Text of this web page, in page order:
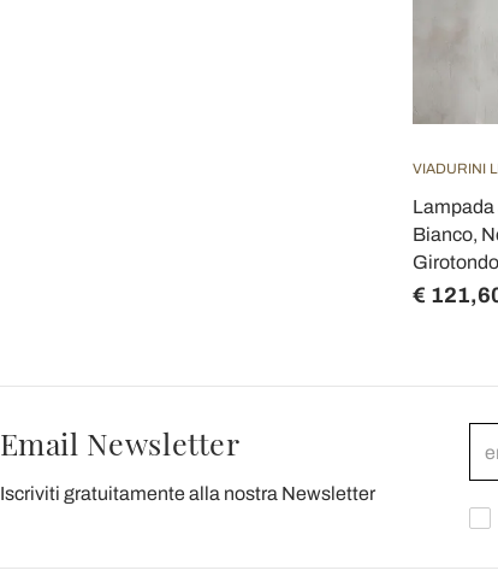
VIADURINI
Bianco,
Girotondo
€
Email Newsletter
Iscriviti gratuitamente alla nostra Newsletter